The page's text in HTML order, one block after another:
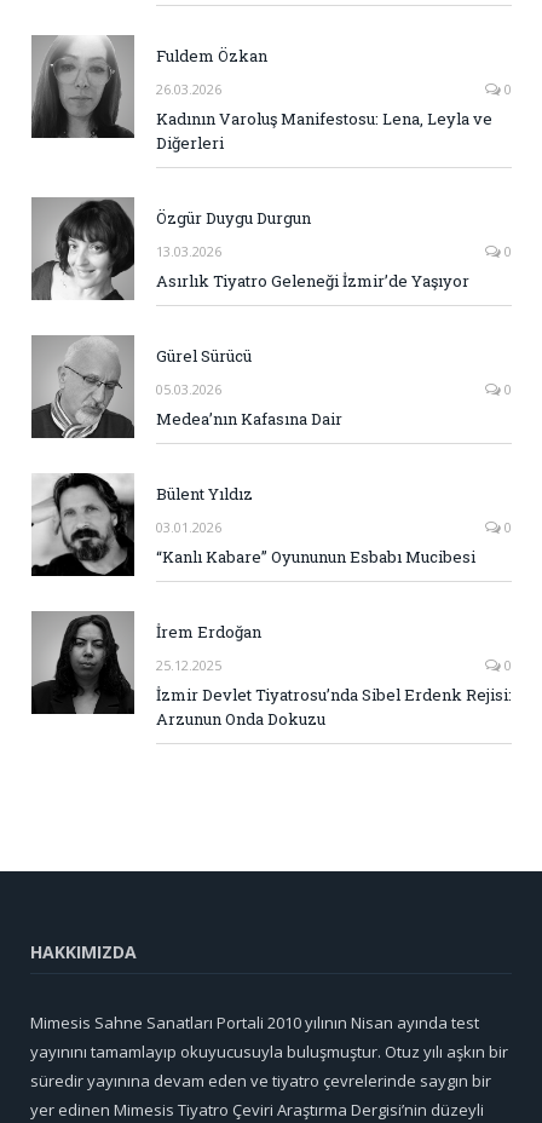
Fuldem Özkan
26.03.2026 0
Kadının Varoluş Manifestosu: Lena, Leyla ve
Diğerleri
Özgür Duygu Durgun
13.03.2026 0
Asırlık Tiyatro Geleneği İzmir’de Yaşıyor
Gürel Sürücü
05.03.2026 0
Medea’nın Kafasına Dair
Bülent Yıldız
03.01.2026 0
“Kanlı Kabare” Oyununun Esbabı Mucibesi
İrem Erdoğan
25.12.2025 0
İzmir Devlet Tiyatrosu’nda Sibel Erdenk Rejisi:
Arzunun Onda Dokuzu
HAKKIMIZDA
Mimesis Sahne Sanatları Portali 2010 yılının Nisan ayında test
yayınını tamamlayıp okuyucusuyla buluşmuştur. Otuz yılı aşkın bir
süredir yayınına devam eden ve tiyatro çevrelerinde saygın bir
yer edinen Mimesis Tiyatro Çeviri Araştırma Dergisi’nin düzeyli